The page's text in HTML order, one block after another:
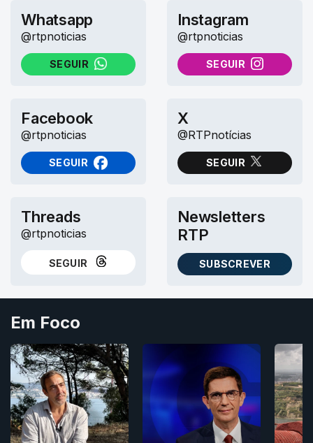
Whatsapp
@rtpnoticias
SEGUIR
NO WHATSAPP
Instagram
@rtpnoticias
SEGUIR
NO INSTAGRAM
Facebook
@rtpnoticias
SEGUIR
NO FACEBOOK
X
@RTPnotícias
SEGUIR
NO X (TWITTER)
Threads
@rtpnoticias
SEGUIR
NO THREADS
Newsletters
RTP
SUBSCREVER
AS NEWSLETTERS RTP
Em Foco